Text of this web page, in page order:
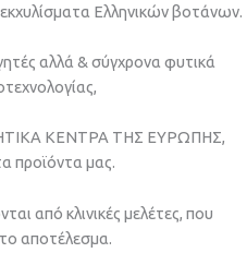
Ελληνικών βοτάνων.
αλλά & σύγχρονα φυτικά
ΚΕΝΤΡΑ ΤΗΣ ΕΥΡΩΠΗΣ,
προϊόντα μας.
από κλινικές μελέτες, που
αποτέλεσμα.